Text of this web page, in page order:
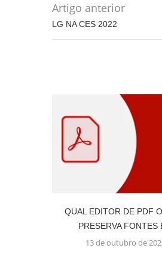
Artigo anterior
LG NA CES 2022
QUAL EDITOR DE PDF
PRESERVA FONTES
13 de outubro de